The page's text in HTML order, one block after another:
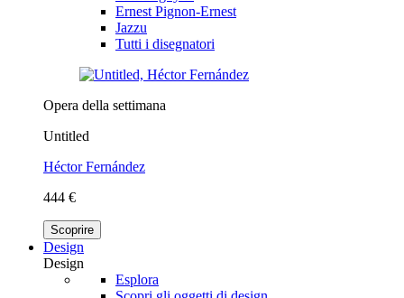
Ernest Pignon-Ernest
Jazzu
Tutti i disegnatori
Opera della settimana
Untitled
Héctor Fernández
444 €
Scoprire
Design
Design
Esplora